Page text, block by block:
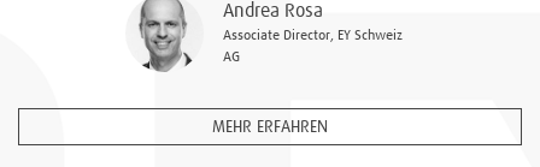
Andrea Rosa
Associate Director, EY Schweiz
AG
MEHR ERFAHREN